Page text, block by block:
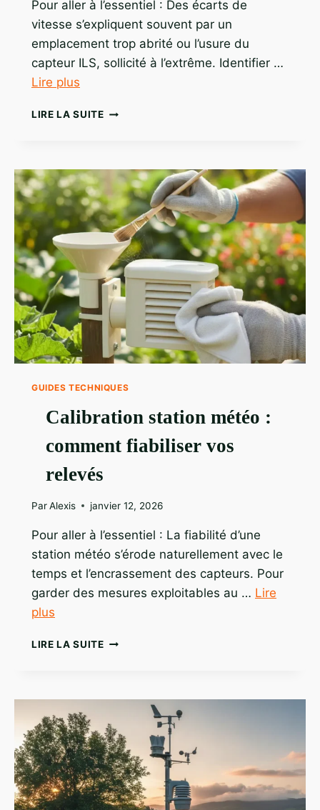
Pour aller à l’essentiel : Des écarts de
vitesse s’expliquent souvent par un
emplacement trop abrité ou l’usure du
capteur ILS, sollicité à l’extrême. Identifier …
Lire plus
LIRE LA SUITEANÉMOMÈTRE
VENT
FORT
:
LES
VRAIES
CAUSES
GUIDES TECHNIQUES
Calibration station météo :
comment fiabiliser vos
relevés
ParAlexis janvier 12, 2026
Pour aller à l’essentiel : La fiabilité d’une
station météo s’érode naturellement avec le
temps et l’encrassement des capteurs. Pour
garder des mesures exploitables au … Lire
plus
LIRE LA SUITECALIBRATION
COMMENT
FIABILISER
VOS
RELEVÉS